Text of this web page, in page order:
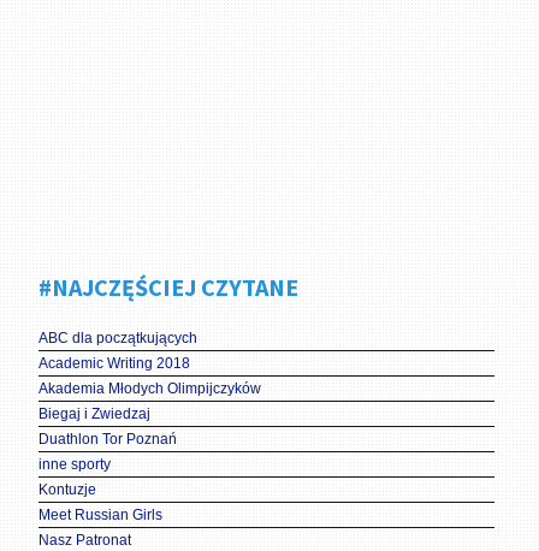
#NAJCZĘŚCIEJ CZYTANE
ABC dla początkujących
Academic Writing 2018
Akademia Młodych Olimpijczyków
Biegaj i Zwiedzaj
Duathlon Tor Poznań
inne sporty
Kontuzje
Meet Russian Girls
Nasz Patronat